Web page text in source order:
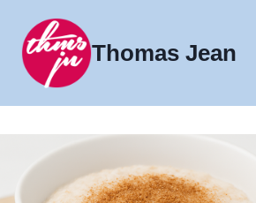
indhold
Thomas Jean